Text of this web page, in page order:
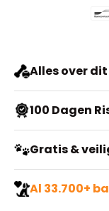
Alles over
Give your
place to
100 Dagen
Twijfel je nog over
om je bestelling
wat we vragen is
Gratis &
GeenAl 33.700+